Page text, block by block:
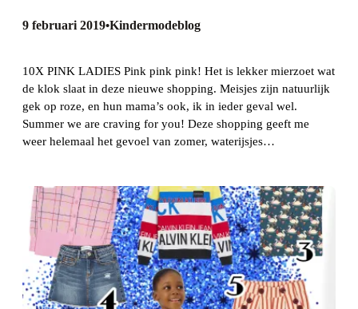
9 februari 2019•Kindermodeblog
10X PINK LADIES Pink pink pink! Het is lekker mierzoet wat
de klok slaat in deze nieuwe shopping. Meisjes zijn natuurlijk
gek op roze, en hun mama’s ook, ik in ieder geval wel.
Summer we are craving for you! Deze shopping geeft me
weer helemaal het gevoel van zomer, waterijsjes…